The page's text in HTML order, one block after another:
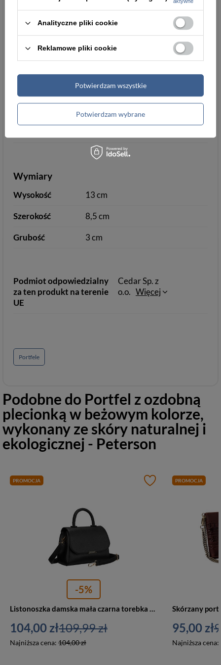
zamykana na suwak
Ochrona RFID tak
Informacje dodatkowe
Pudełko tak
Dowód
Wymiary
Wysokość 13 cm
Szerokość 8,5 cm
Grubość 3 cm
Podmiot odpowiedzialny
za ten produkt na terenie
UE
Cedar Sp. z
o.o. Więcej
Portfele
Podobne do Portfel z ozdobną
plecionką w beżowym kolorze,
wykonany ze skóry naturalnej i
ekologicznej - Peterson
PROMOCJA
-5%
Listonoszka damska mała czarna torebka crossbody ze skóry ekologicznej - Peterson
104,00 zł
Najniższa cena: 104,00 zł
109,99 zł
PROMOCJA
95,00 zł
Najniższa cena:
Analityczne pliki cookie
Reklamowe pliki cookie
Potwierdzam wybrane
Potwierdzam wszystkie